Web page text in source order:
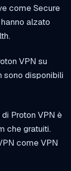
come Secure
alzato
VPN su
sono disponibili
Proton VPN è
che gratuiti.
come VPN